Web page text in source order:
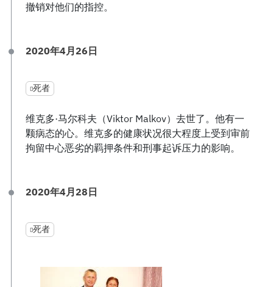
撤销对他们的指控。
2020年4月26日
死者
维克多·马尔科夫（Viktor Malkov）去世了。他有一
颗病态的心。维克多的健康状况很大程度上受到审前
拘留中心恶劣的羁押条件和刑事起诉压力的影响。
2020年4月28日
死者